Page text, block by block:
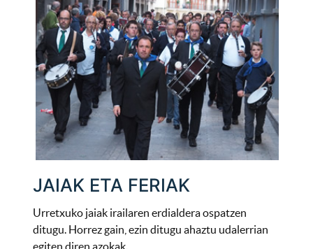
JAIAK ETA FERIAK
Urretxuko jaiak irailaren erdialdera ospatzen
ditugu. Horrez gain, ezin ditugu ahaztu udalerrian
egiten diren azokak.